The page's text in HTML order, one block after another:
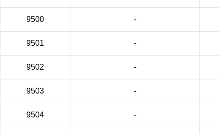
9500 -
9501 -
9502 -
9503 -
9504 -